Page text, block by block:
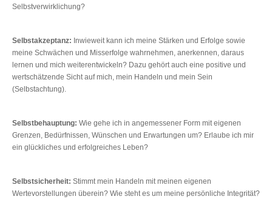
Selbstverwirklichung?
Selbstakzeptanz: Inwieweit kann ich meine Stärken und Erfolge sowie
meine Schwächen und Misserfolge wahrnehmen, anerkennen, daraus
lernen und mich weiterentwickeln? Dazu gehört auch eine positive und
wertschätzende Sicht auf mich, mein Handeln und mein Sein
(Selbstachtung).
Selbstbehauptung: Wie gehe ich in angemessener Form mit eigenen
Grenzen, Bedürfnissen, Wünschen und Erwartungen um? Erlaube ich mir
ein glückliches und erfolgreiches Leben?
Selbstsicherheit: Stimmt mein Handeln mit meinen eigenen
Wertevorstellungen überein? Wie steht es um meine persönliche Integrität?